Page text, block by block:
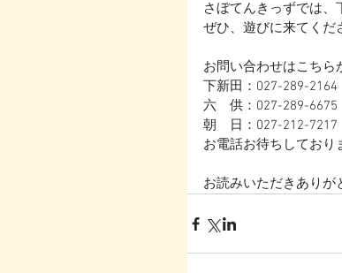
さぼてんきっずでは
ぜひ、遊びに来てくだ
お問い合わせはこち
下新田：027-289-2164
六　供：027-289-6675
朝　日：027-212-7217
お電話お待ちしてお
お読みいただきありが